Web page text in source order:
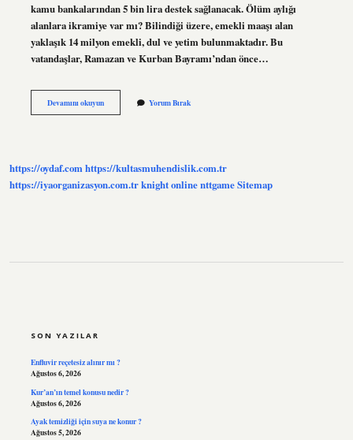
kamu bankalarından 5 bin lira destek sağlanacak. Ölüm aylığı
alanlara ikramiye var mı? Bilindiği üzere, emekli maaşı alan
yaklaşık 14 milyon emekli, dul ve yetim bulunmaktadır. Bu
vatandaşlar, Ramazan ve Kurban Bayramı’ndan önce…
Devamını okuyunÖlüm
Aylığı
Mı
Yorum Bırak
https://oydaf.comhttps://kultasmuhendislik.com.tr
https://iyaorganizasyon.com.trknight onlinenttgameSitemap
SON YAZILAR
Enfluvir reçetesiz alınır mı ?
Ağustos 6, 2026
Kur’an’ın temel konusu nedir ?
Ağustos 6, 2026
Ayak temizliği için suya ne konur ?
Ağustos 5, 2026